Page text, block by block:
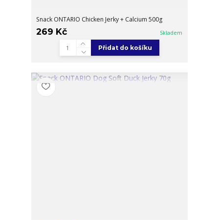
Snack ONTARIO Chicken Jerky + Calcium 500g
269 Kč Skladem
Přidat do košíku